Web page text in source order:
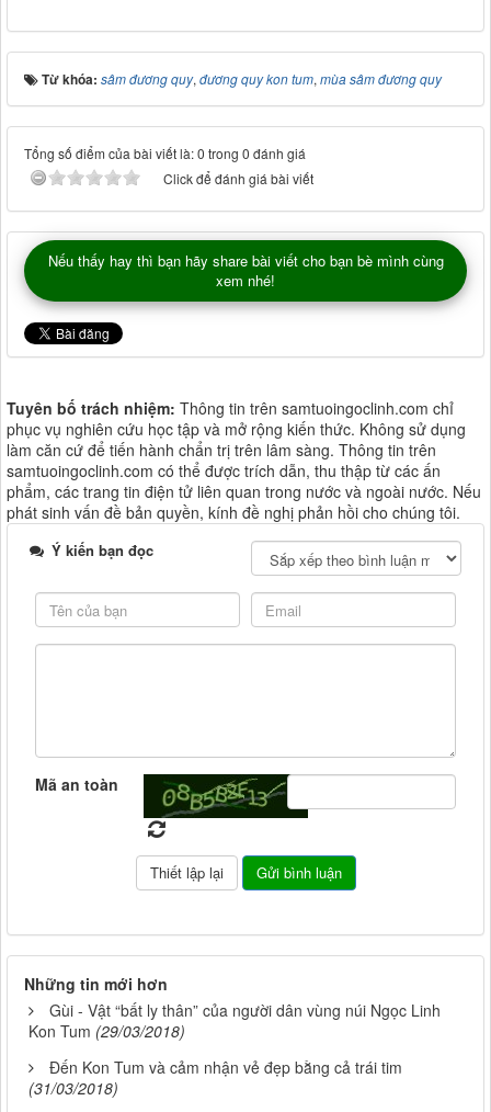
Từ khóa: sâm đương quy, đương quy kon tum, mùa sâm đương quy
Tổng số điểm của bài viết là: 0 trong 0 đánh giá
Click để đánh giá bài viết
Nếu thấy hay thì bạn hãy share bài viết cho bạn bè mình cùng
xem nhé!
Tuyên bố trách nhiệm: Thông tin trên samtuoingoclinh.com chỉ
phục vụ nghiên cứu học tập và mở rộng kiến thức. Không sử dụng
làm căn cứ để tiến hành chẩn trị trên lâm sàng. Thông tin trên
samtuoingoclinh.com có thể được trích dẫn, thu thập từ các ấn
phẩm, các trang tin điện tử liên quan trong nước và ngoài nước. Nếu
phát sinh vấn đề bản quyền, kính đề nghị phản hồi cho chúng tôi.
Ý kiến bạn đọc
Mã an toàn
Những tin mới hơn
Gùi - Vật “bất ly thân” của người dân vùng núi Ngọc Linh
Kon Tum (29/03/2018)
Đến Kon Tum và cảm nhận vẻ đẹp bằng cả trái tim
(31/03/2018)